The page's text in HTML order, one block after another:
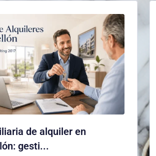
de alquiler en
gesti...